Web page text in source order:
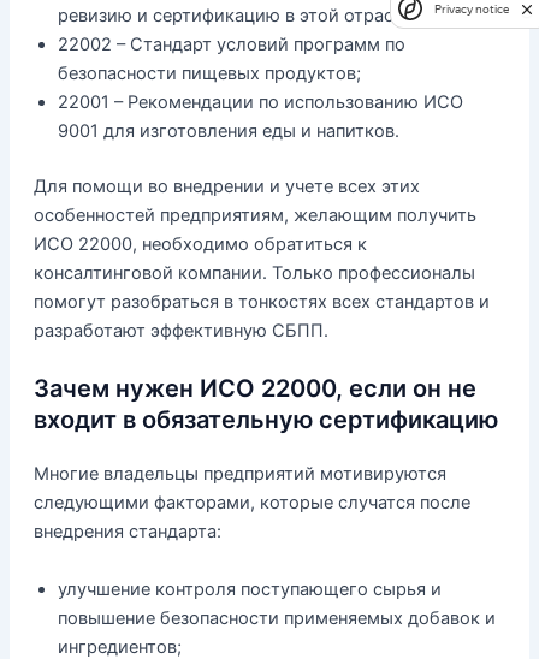
ревизию и сертификацию в этой отрасли;
22002 – Стандарт условий программ по
безопасности пищевых продуктов;
22001 – Рекомендации по использованию ИСО
9001 для изготовления еды и напитков.
Для помощи во внедрении и учете всех этих
особенностей предприятиям, желающим получить
ИСО 22000, необходимо обратиться к
консалтинговой компании. Только профессионалы
помогут разобраться в тонкостях всех стандартов и
разработают эффективную СБПП.
Зачем нужен ИСО 22000, если он не
входит в обязательную сертификацию
Многие владельцы предприятий мотивируются
следующими факторами, которые случатся после
внедрения стандарта:
улучшение контроля поступающего сырья и
повышение безопасности применяемых добавок и
ингредиентов;
Privacy notice